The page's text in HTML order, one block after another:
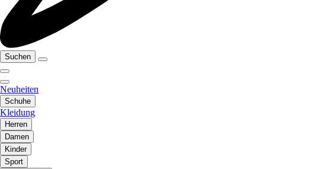
Suchen
Neuheiten
Schuhe
Kleidung
Herren
Damen
Kinder
Sport